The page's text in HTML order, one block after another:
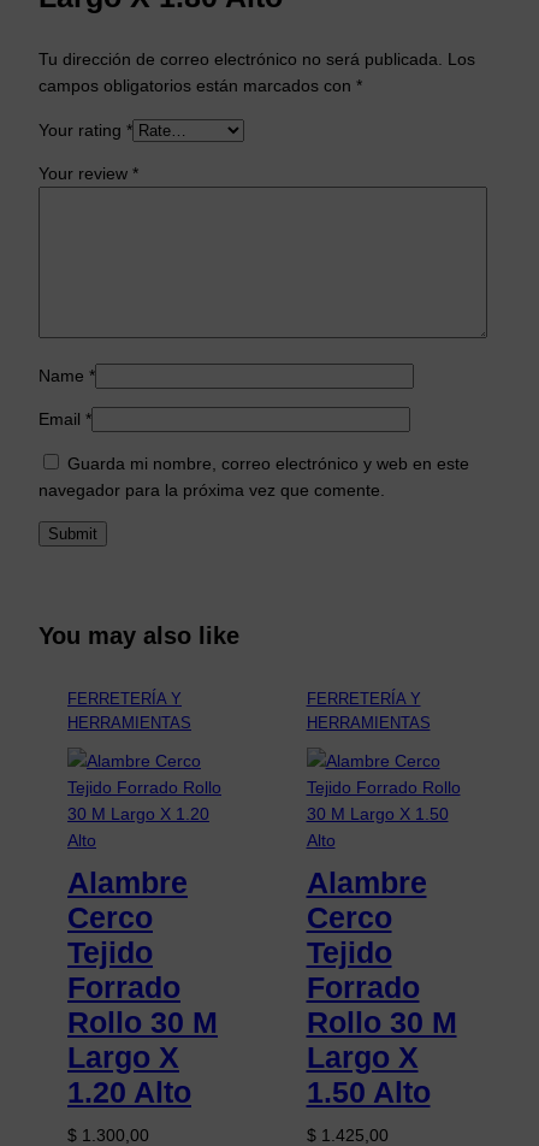
Tu dirección de correo electrónico no será publicada. Los
campos obligatorios están marcados con *
Your rating *
Your review *
Name *
Email *
Guarda mi nombre, correo electrónico y web en este
navegador para la próxima vez que comente.
You may also like
FERRETERÍA Y
HERRAMIENTAS
Alambre
Cerco
Tejido
Forrado
Rollo 30 M
Largo X
1.20 Alto
$ 1.300,00
FERRETERÍA Y
HERRAMIENTAS
Alambre
Cerco
Tejido
Forrado
Rollo 30 M
Largo X
1.50 Alto
$1.425,00